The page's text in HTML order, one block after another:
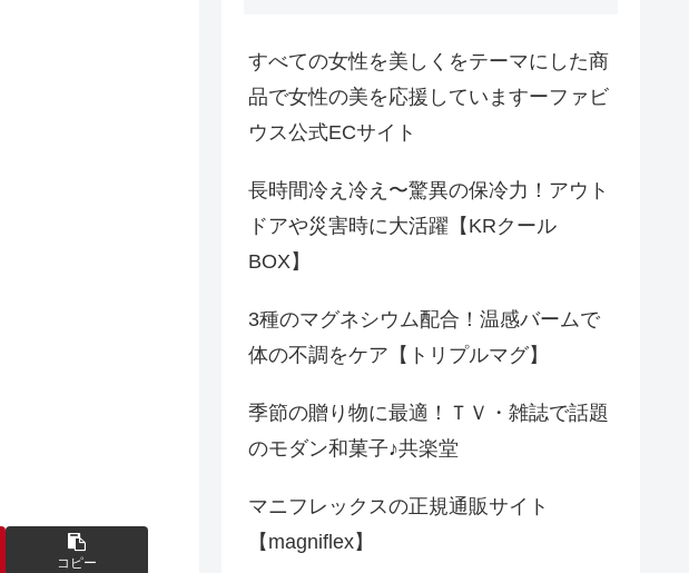
コピー
すべての女性を美しくをテーマにした商
品で女性の美を応援していますーファビ
ウス公式ECサイト
長時間冷え冷え〜驚異の保冷力！アウト
ドアや災害時に大活躍【KRクール
BOX】
3種のマグネシウム配合！温感バームで
体の不調をケア【トリプルマグ】
季節の贈り物に最適！ＴＶ・雑誌で話題
のモダン和菓子♪共楽堂
マニフレックスの正規通販サイト
【magniflex】